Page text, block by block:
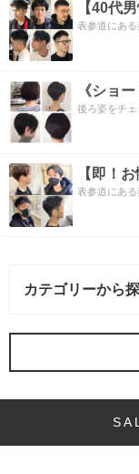
表参道にある
後ろ姿をチェ
表参道にある
カテゴリーから
ヘアスタイル (4記事)